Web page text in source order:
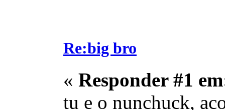
Re:big bro
« Responder #1
tu e o nunchuck,